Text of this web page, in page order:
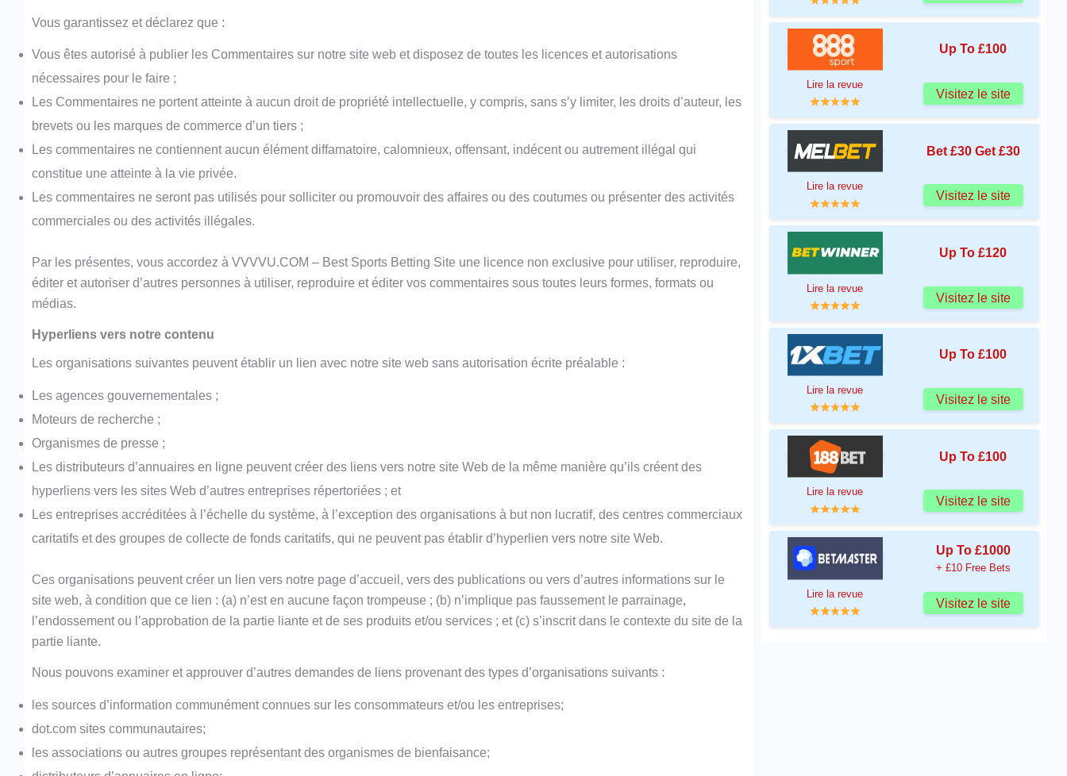
Vous garantissez et déclarez que :
Vous êtes autorisé à publier les Commentaires sur notre site web et disposez de toutes les licences et autorisations
nécessaires pour le faire ;
Les Commentaires ne portent atteinte à aucun droit de propriété intellectuelle, y compris, sans s’y limiter, les droits d’auteur, les
brevets ou les marques de commerce d’un tiers ;
Les commentaires ne contiennent aucun élément diffamatoire, calomnieux, offensant, indécent ou autrement illégal qui
constitue une atteinte à la vie privée.
Les commentaires ne seront pas utilisés pour solliciter ou promouvoir des affaires ou des coutumes ou présenter des activités
commerciales ou des activités illégales.
Par les présentes, vous accordez à VVVVU.COM – Best Sports Betting Site une licence non exclusive pour utiliser, reproduire,
éditer et autoriser d’autres personnes à utiliser, reproduire et éditer vos commentaires sous toutes leurs formes, formats ou
médias.
Hyperliens vers notre contenu
Les organisations suivantes peuvent établir un lien avec notre site web sans autorisation écrite préalable :
Les agences gouvernementales ;
Moteurs de recherche ;
Organismes de presse ;
Les distributeurs d’annuaires en ligne peuvent créer des liens vers notre site Web de la même manière qu’ils créent des
hyperliens vers les sites Web d’autres entreprises répertoriées ; et
Les entreprises accréditées à l’échelle du système, à l’exception des organisations à but non lucratif, des centres commerciaux
caritatifs et des groupes de collecte de fonds caritatifs, qui ne peuvent pas établir d’hyperlien vers notre site Web.
Ces organisations peuvent créer un lien vers notre page d’accueil, vers des publications ou vers d’autres informations sur le
site web, à condition que ce lien : (a) n’est en aucune façon trompeuse ; (b) n’implique pas faussement le parrainage,
l’endossement ou l’approbation de la partie liante et de ses produits et/ou services ; et (c) s’inscrit dans le contexte du site de la
partie liante.
Nous pouvons examiner et approuver d’autres demandes de liens provenant des types d’organisations suivants :
les sources d’information communément connues sur les consommateurs et/ou les entreprises;
dot.com sites communautaires;
les associations ou autres groupes représentant des organismes de bienfaisance;
Up To £100
Lire la revue
Visitez le site
Bet £30 Get £30
Lire la revue
Visitez le site
Up To £120
Lire la revue
Visitez le site
Up To £100
Lire la revue
Visitez le site
Up To £100
Lire la revue
Visitez le site
Up To £1000
+ £10 Free Bets
Lire la revue
Visitez le site